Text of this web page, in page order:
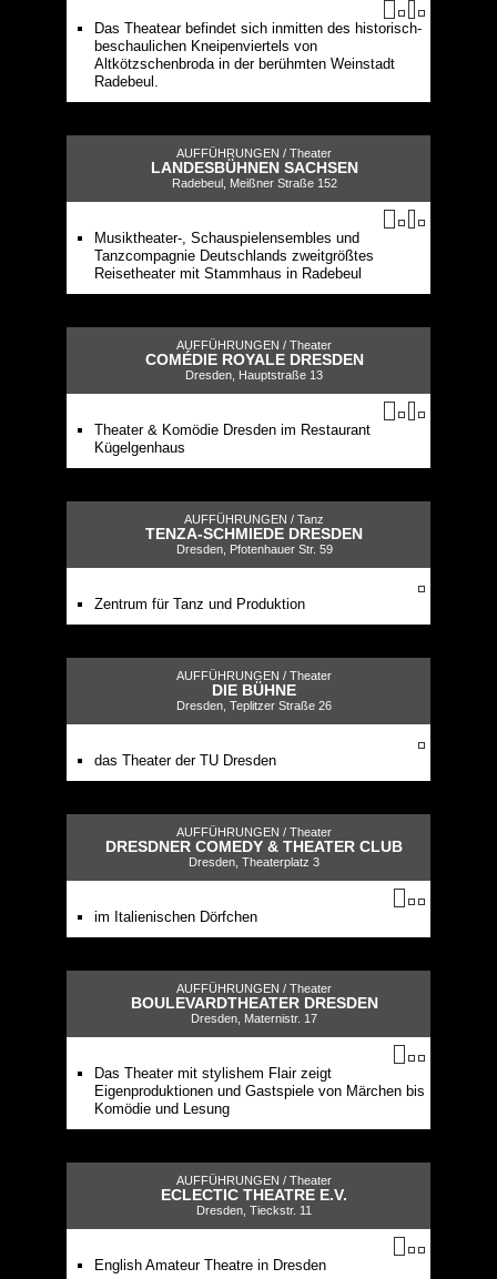
Das Theatear befindet sich inmitten des historisch-
beschaulichen Kneipenviertels von
Altkötzschenbroda in der berühmten Weinstadt
Radebeul.
AUFFÜHRUNGEN / Theater
LANDESBÜHNEN SACHSEN
Radebeul, Meißner Straße 152
Musiktheater-, Schauspielensembles und
Tanzcompagnie Deutschlands zweitgrößtes
Reisetheater mit Stammhaus in Radebeul
AUFFÜHRUNGEN / Theater
COMÉDIE ROYALE DRESDEN
Dresden, Hauptstraße 13
Theater & Komödie Dresden im Restaurant
Kügelgenhaus
AUFFÜHRUNGEN / Tanz
TENZA-SCHMIEDE DRESDEN
Dresden, Pfotenhauer Str. 59
Zentrum für Tanz und Produktion
AUFFÜHRUNGEN / Theater
DIE BÜHNE
Dresden, Teplitzer Straße 26
das Theater der TU Dresden
AUFFÜHRUNGEN / Theater
DRESDNER COMEDY & THEATER CLUB
Dresden, Theaterplatz 3
im Italienischen Dörfchen
AUFFÜHRUNGEN / Theater
BOULEVARDTHEATER DRESDEN
Dresden, Maternistr. 17
Das Theater mit stylishem Flair zeigt
Eigenproduktionen und Gastspiele von Märchen bis
Komödie und Lesung
AUFFÜHRUNGEN / Theater
ECLECTIC THEATRE E.V.
Dresden, Tieckstr. 11
English Amateur Theatre in Dresden